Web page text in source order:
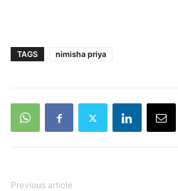
TAGS nimisha priya
Previous article